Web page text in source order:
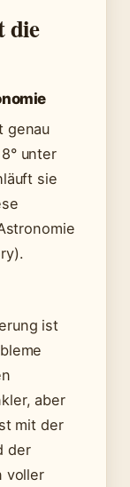
die
genau
unter
sie
ist
aber
mit der
der
voller